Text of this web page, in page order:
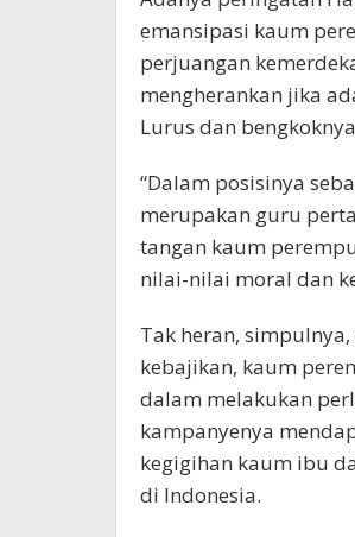
emansipasi kaum
perjuangan
mengherankan jika
Lurus dan
“Dalam posisinya
merupakan guru
tangan kaum
nilai-nilai moral dan
Tak heran,
kebajikan, kaum
dalam melakukan
kampanyenya
kegigihan kaum ibu
di Indonesia.